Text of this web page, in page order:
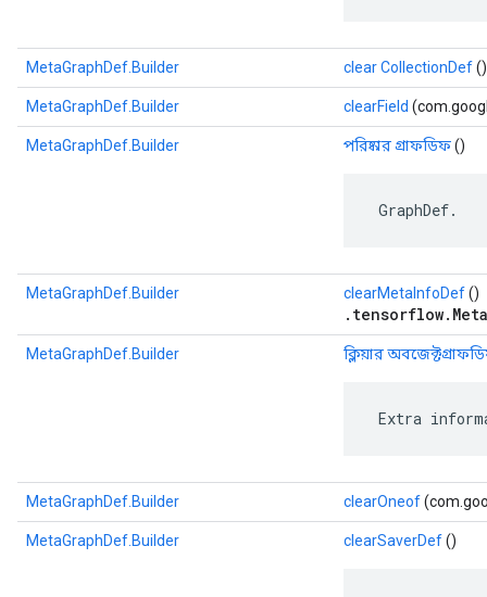
MetaGraphDef.Builder clear CollectionDef()
MetaGraphDef.Builder clearField
MetaGraphDef.Builder পরিষ্কার গ্রাফডিফ()
GraphDef.
MetaGraphDef.Builder clearMetaInfoDef()
MetaGraphDef.Builder ক্লিয়ার
Extra
MetaGraphDef.Builder clearOneof
MetaGraphDef.Builder clearSaverDef()